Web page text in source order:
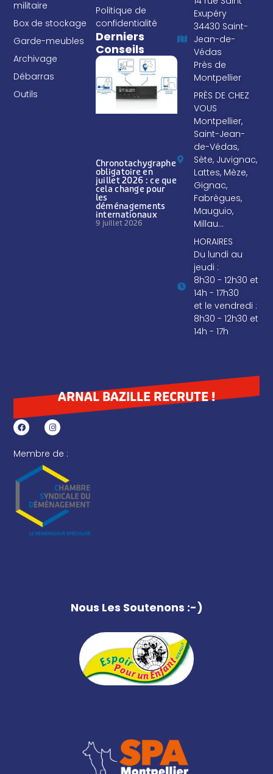
militaire
Box de stockage
Garde-meubles
Archivage
Débarras
Outils
Politique de
confidentialité
Derniers
Conseils
Chronotachygraphe
obligatoire en
juillet 2026 : ce que
cela change pour
les
déménagements
internationaux
9 juillet 2026
Exupéry
34430 Saint-
Jean-de-
Védas
Près de
Montpellier
PRÈS DE CHEZ
VOUS
Montpellier,
Saint-Jean-
de-Védas,
Sète, Juvignac,
Lattes, Mèze,
Gignac,
Fabrègues,
Mauguio,
Millau…
HORAIRES
Du lundi au
jeudi :
8h30 - 12h30 et
14h - 17h30
et le vendredi :
8h30 - 12h30 et
14h - 17h
ARNAL BAZILLE RECRUTE !
Membre de :
Nous Les Soutenons :-)